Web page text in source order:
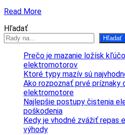
Read More
Hľadať
Hľadať
Prečo je mazanie ložísk
elektromotorov
Ktoré typy mazív sú
Ako rozpoznať prvé príznaky
elektromotore
Najlepšie postupy čistenia
poškodenia
Kedy je vhodné zvážiť repas
výhody